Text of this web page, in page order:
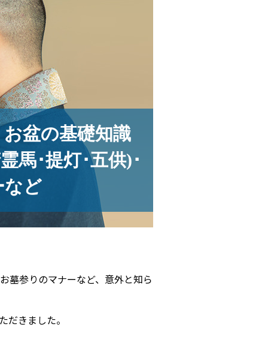
盆の基礎知識
馬･提灯･五供)･
など
墓参りのマナーなど、意外と知ら
きました。